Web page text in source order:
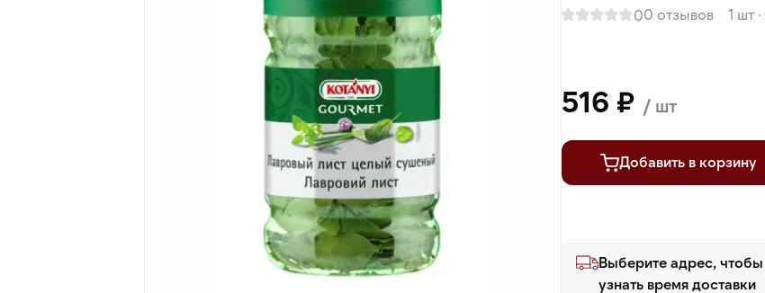
00 отзывов 1 шт ·
516 ₽ / шт
Добавить в корзину
Выберите адрес, чтобы
узнать время доставки